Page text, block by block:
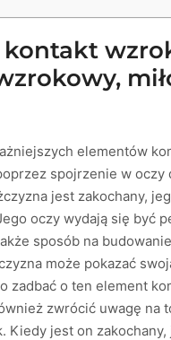
elementów
spojrzenie w
jest zakochany,
oczy wydają się być
sposób na
może pokazać
zadbać o ten element
zwrócić uwagę na
Kiedy jest on